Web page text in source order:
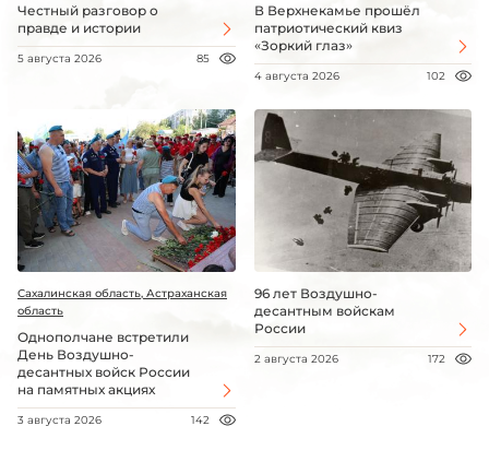
Честный разговор о
правде и истории
5 августа 2026 85
В Верхнекамье прошёл
патриотический квиз
«Зоркий глаз»
4 августа 2026 102
Сахалинская область, Астраханская
область
Однополчане встретили
День Воздушно-
десантных войск России
на памятных акциях
3 августа 2026 142
96 лет Воздушно-
десантным войскам
России
2 августа 2026 172